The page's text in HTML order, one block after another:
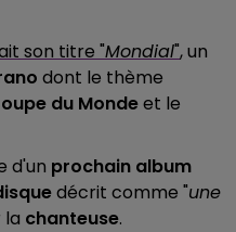
son titre "Mondial", un
dont le thème
du Mondeet le
d'un prochain album
décrit comme "une
la chanteuse.